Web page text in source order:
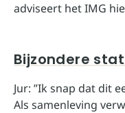
adviseert het IMG
Bijzondere
Jur: ”Ik snap dat dit
Als samenleving